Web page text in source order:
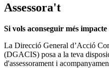
Assessora't
Si vols aconseguir més
La Direcció General d’Acció
(DGACIS) posa a la teva
d'assessorament i